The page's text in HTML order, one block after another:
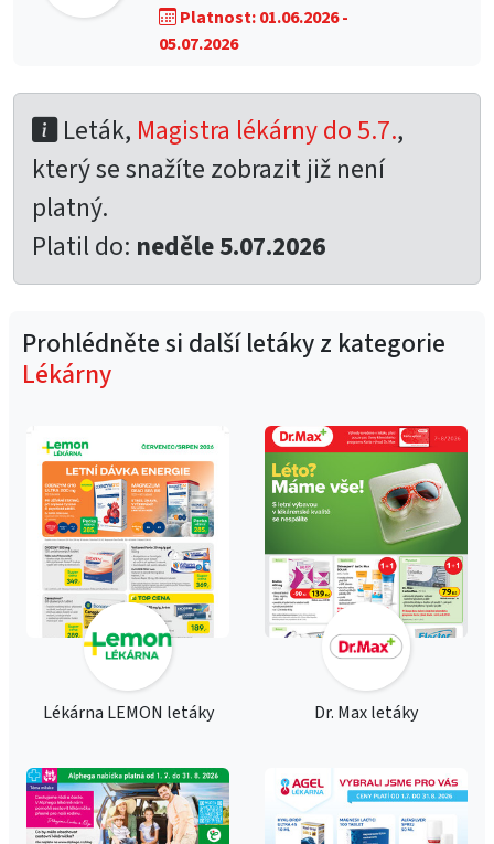
Platnost: 01.06.2026 -
05.07.2026
Leták, Magistra lékárny do 5.7.,
který se snažíte zobrazit již není
platný.
Platil do: neděle 5.07.2026
Prohlédněte si další letáky z kategorie
Lékárny
Lékárna LEMON letáky Dr. Max letáky